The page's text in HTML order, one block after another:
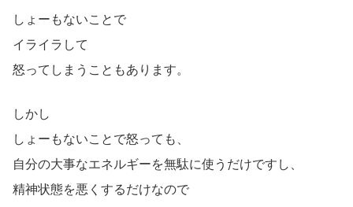
しょーもないことで
イライラして
怒ってしまうこともあります。
しかし
しょーもないことで怒っても、
自分の大事なエネルギーを無駄に使うだけですし、
精神状態を悪くするだけなので